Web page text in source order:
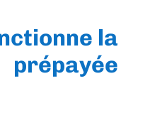
la